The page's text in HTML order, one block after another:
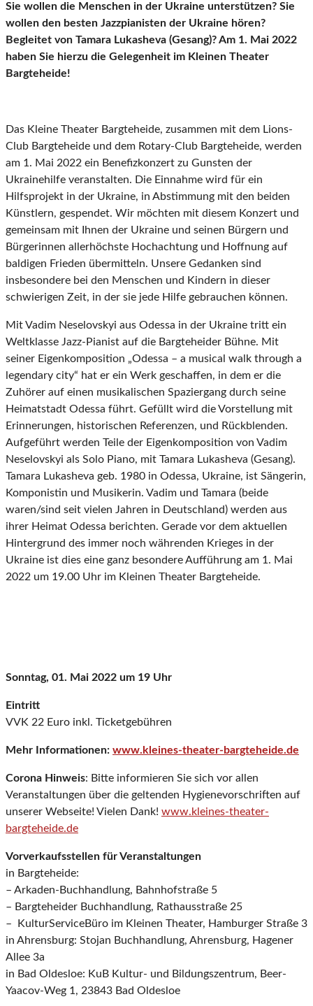
Sie wollen die Menschen in der Ukraine unterstützen? Sie
wollen den besten Jazzpianisten der Ukraine hören?
Begleitet von Tamara Lukasheva (Gesang)? Am 1. Mai 2022
haben Sie hierzu die Gelegenheit im Kleinen Theater
Bargteheide!
Das Kleine Theater Bargteheide, zusammen mit dem Lions-
Club Bargteheide und dem Rotary-Club Bargteheide, werden
am 1. Mai 2022 ein Benefizkonzert zu Gunsten der
Ukrainehilfe veranstalten. Die Einnahme wird für ein
Hilfsprojekt in der Ukraine, in Abstimmung mit den beiden
Künstlern, gespendet. Wir möchten mit diesem Konzert und
gemeinsam mit Ihnen der Ukraine und seinen Bürgern und
Bürgerinnen allerhöchste Hochachtung und Hoffnung auf
baldigen Frieden übermitteln. Unsere Gedanken sind
insbesondere bei den Menschen und Kindern in dieser
schwierigen Zeit, in der sie jede Hilfe gebrauchen können.
Mit Vadim Neselovskyi aus Odessa in der Ukraine tritt ein
Weltklasse Jazz-Pianist auf die Bargteheider Bühne. Mit
seiner Eigenkomposition „Odessa – a musical walk through a
legendary city“ hat er ein Werk geschaffen, in dem er die
Zuhörer auf einen musikalischen Spaziergang durch seine
Heimatstadt Odessa führt. Gefüllt wird die Vorstellung mit
Erinnerungen, historischen Referenzen, und Rückblenden.
Aufgeführt werden Teile der Eigenkomposition von Vadim
Neselovskyi als Solo Piano, mit Tamara Lukasheva (Gesang).
Tamara Lukasheva geb. 1980 in Odessa, Ukraine, ist Sängerin,
Komponistin und Musikerin. Vadim und Tamara (beide
waren/sind seit vielen Jahren in Deutschland) werden aus
ihrer Heimat Odessa berichten. Gerade vor dem aktuellen
Hintergrund des immer noch währenden Krieges in der
Ukraine ist dies eine ganz besondere Aufführung am 1. Mai
2022 um 19.00 Uhr im Kleinen Theater Bargteheide.
Sonntag, 01. Mai 2022 um 19 Uhr
Eintritt
VVK 22 Euro inkl. Ticketgebühren
Mehr Informationen: www.kleines-theater-bargteheide.de
Corona Hinweis: Bitte informieren Sie sich vor allen
Veranstaltungen über die geltenden Hygienevorschriften auf
unserer Webseite! Vielen Dank! www.kleines-theater-
bargteheide.de
Vorverkaufsstellen für Veranstaltungen
in Bargteheide:
– Arkaden-Buchhandlung, Bahnhofstraße 5
– Bargteheider Buchhandlung, Rathausstraße 25
– KulturServiceBüro im Kleinen Theater, Hamburger Straße 3
in Ahrensburg: Stojan Buchhandlung, Ahrensburg, Hagener
Allee 3a
in Bad Oldesloe: KuB Kultur- und Bildungszentrum, Beer-
Yaacov-Weg 1, 23843 Bad Oldesloe